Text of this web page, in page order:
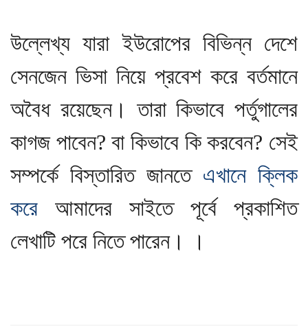
উল্লেখ্য যারা ইউরোপের বিভিন্ন দেশে
সেনজেন ভিসা নিয়ে প্রবেশ করে বর্তমানে
অবৈধ রয়েছেন। তারা কিভাবে পর্তুগালের
কাগজ পাবেন? বা কিভাবে কি করবেন? সেই
সম্পর্কে বিস্তারিত জানতে এখানে ক্লিক
করে আমাদের সাইতে পূর্বে প্রকাশিত
লেখাটি পরে নিতে পারেন। ।